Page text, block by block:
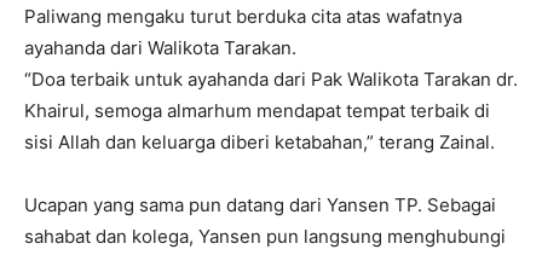
Paliwang mengaku turut berduka cita atas wafatnya
ayahanda dari Walikota Tarakan.
“Doa terbaik untuk ayahanda dari Pak Walikota Tarakan dr.
Khairul, semoga almarhum mendapat tempat terbaik di
sisi Allah dan keluarga diberi ketabahan,” terang Zainal.
Ucapan yang sama pun datang dari Yansen TP. Sebagai
sahabat dan kolega, Yansen pun langsung menghubungi